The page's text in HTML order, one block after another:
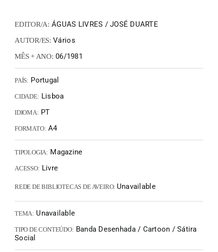
EDITOR/A: ÁGUAS LIVRES / JOSÉ DUARTE
AUTOR/ES: Vários
MÊS + ANO: 06/1981
PAÍS: Portugal
CIDADE: Lisboa
IDIOMA: PT
FORMATO: A4
TIPOLOGIA: Magazine
ACESSO: Livre
REDE DE BIBLIOTECAS DE AVEIRO: Unavailable
TEMA: Unavailable
TIPO DE CONTEÚDO: Banda Desenhada / Cartoon / Sátira
Social